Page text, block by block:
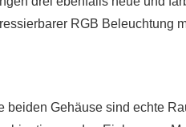
RGB Beleuchtung
beiden Gehäuse sind echte